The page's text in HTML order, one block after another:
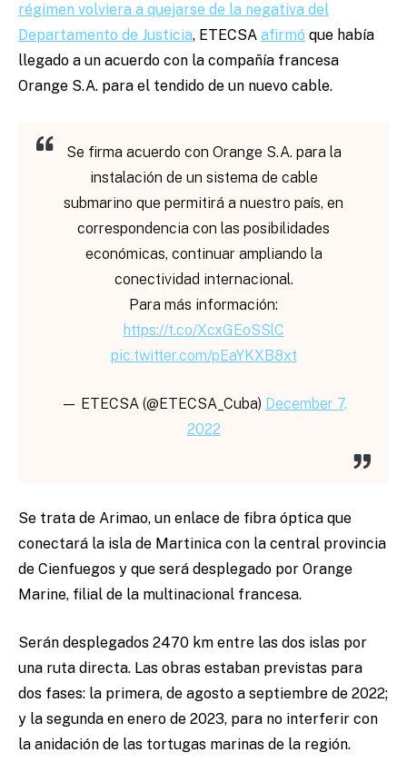
régimen volviera a quejarse de la negativa del
Departamento de Justicia, ETECSA afirmó que había
llegado a un acuerdo con la compañía francesa
Orange S.A. para el tendido de un nuevo cable.
Se firma acuerdo con Orange S.A. para la
instalación de un sistema de cable
submarino que permitirá a nuestro país, en
correspondencia con las posibilidades
económicas, continuar ampliando la
conectividad internacional.
Para más información:
https://t.co/XcxGEoSSlC
pic.twitter.com/pEaYKXB8xt
— ETECSA (@ETECSA_Cuba) December 7,
2022
Se trata de Arimao, un enlace de fibra óptica que
conectará la isla de Martinica con la central provincia
de Cienfuegos y que será desplegado por Orange
Marine, filial de la multinacional francesa.
Serán desplegados 2470 km entre las dos islas por
una ruta directa. Las obras estaban previstas para
dos fases: la primera, de agosto a septiembre de 2022;
y la segunda en enero de 2023, para no interferir con
la anidación de las tortugas marinas de la región.